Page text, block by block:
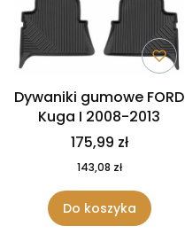
Dywaniki gumowe FORD
Kuga I 2008-2013
175,99 zł
143,08 zł
Do koszyka